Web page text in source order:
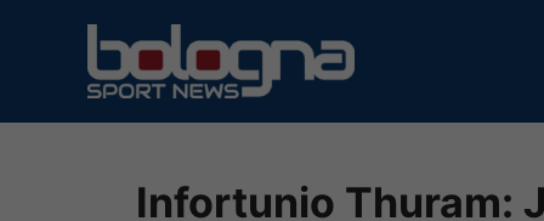
contenuto
Infortunio Thuram: